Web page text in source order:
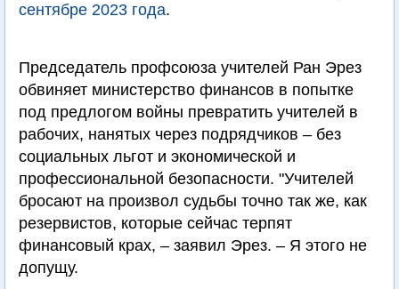
сентябре 2023 года.
Председатель профсоюза учителей Ран Эрез
обвиняет министерство финансов в попытке
под предлогом войны превратить учителей в
рабочих, нанятых через подрядчиков – без
социальных льгот и экономической и
профессиональной безопасности. "Учителей
бросают на произвол судьбы точно так же, как
резервистов, которые сейчас терпят
финансовый крах, – заявил Эрез. – Я этого не
допущу.